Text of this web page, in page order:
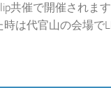
共催で開催されま
は代官山の会場で